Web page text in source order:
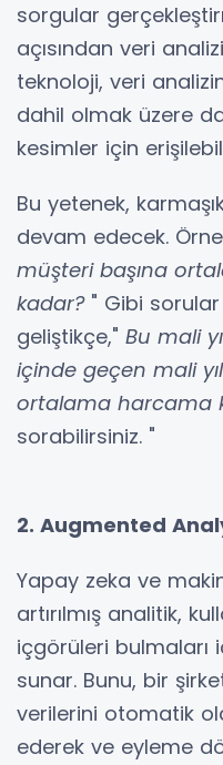
sorgular
açısından veri
teknoloji, veri
dahil olmak üzere
kesimler için
Bu yetenek,
devam edecek.
müşteri başına
kadar?" Gibi sorular
geliştikçe," Bu mali
içinde geçen mali
ortalama harcama
sorabilirsiniz. "
2. Augmented
Yapay zeka ve
artırılmış analitik,
içgörüleri bulmaları
sunar. Bunu, bir
verilerini otomatik
ederek ve eyleme